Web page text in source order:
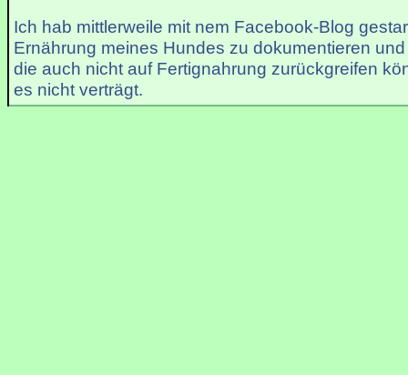
Ich hab mittlerweile mit nem Facebook-Blog
Ernährung meines Hundes zu dokumentieren
die auch nicht auf Fertignahrung zurückgreifen
es nicht verträgt.